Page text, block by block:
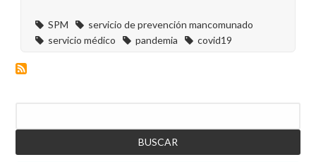
SPM
servicio de prevención mancomunado
servicio médico
pandemia covid19